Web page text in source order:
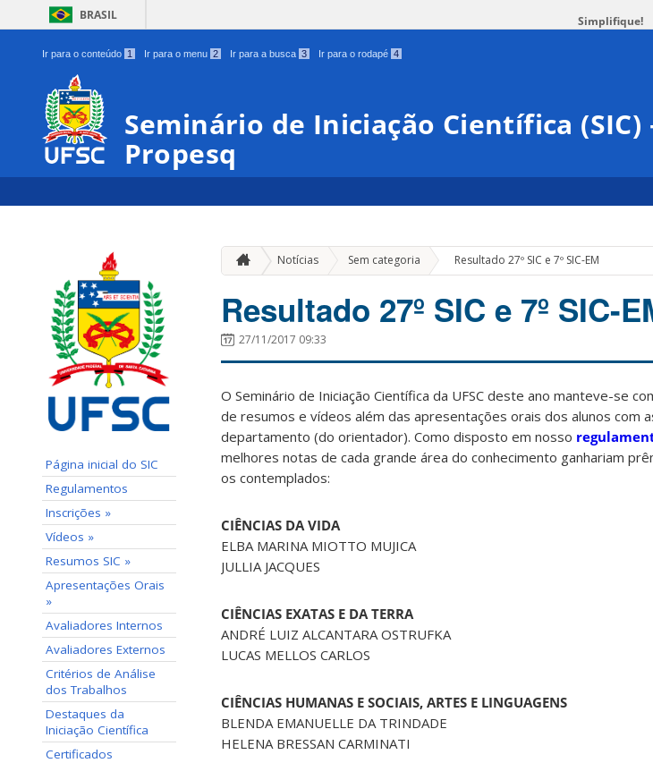
BRASIL Simplifique!
Ir para o conteúdo 1 Ir para o menu 2 Ir para a busca 3 Ir para o rodapé 4
Seminário de Iniciação Científica (SIC)
Propesq
Página inicial do SIC
Regulamentos
Inscrições »
Vídeos »
Resumos SIC »
Apresentações Orais
»
Avaliadores Internos
Avaliadores Externos
Critérios de Análise
dos Trabalhos
Destaques da
Iniciação Científica
Certificados
Notícias Sem categoria » Resultado 27º SIC e 7º SIC-EM
Resultado 27º SIC e 7º SIC-
27/11/2017 09:33
O Seminário de Iniciação Científica da UFSC deste ano manteve-se
de resumos e vídeos além das apresentações orais dos alunos com
departamento (do orientador). Como disposto em nosso
melhores notas de cada grande área do conhecimento ganhariam
os contemplados:
CIÊNCIAS DA VIDA
ELBA MARINA MIOTTO MUJICA
JULLIA JACQUES
CIÊNCIAS EXATAS E DA TERRA
ANDRÉ LUIZ ALCANTARA OSTRUFKA
LUCAS MELLOS CARLOS
CIÊNCIAS HUMANAS E SOCIAIS, ARTES E LINGUAGENS
BLENDA EMANUELLE DA TRINDADE
HELENA BRESSAN CARMINATI